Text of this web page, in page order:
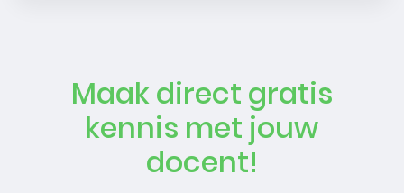
Maak direct gratis
kennis met jouw
docent!